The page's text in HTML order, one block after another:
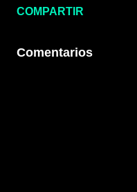
COMPARTIR
Comentarios